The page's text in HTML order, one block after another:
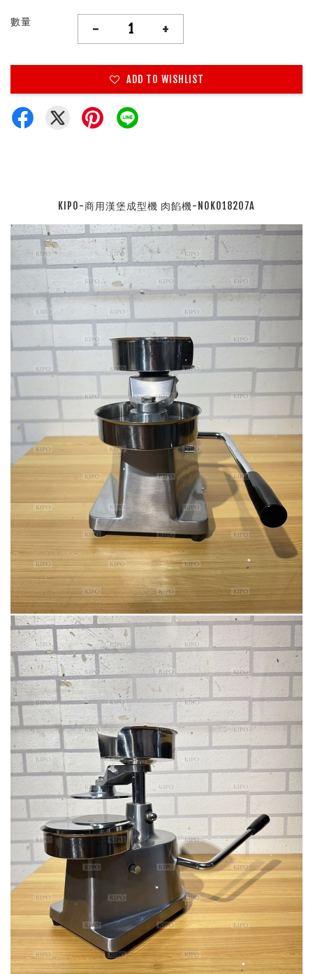
數量 - +
ADD TO WISHLIST
KIPO-商用漢堡成型機 肉餡機-NOK018207A